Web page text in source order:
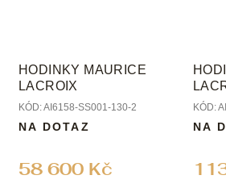
HODINKY MAURICE
LACROIX
KÓD:AI6158-SS001-130-2
58 600 Kč
NA DOTAZ
KÓD:
NA